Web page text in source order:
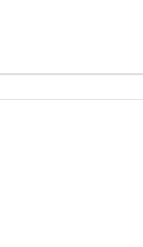
une parcelle de 800 m²,
de vie.